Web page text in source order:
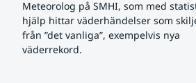
Meteorolog på SMHI, som med
hjälp hittar väderhändelser som
från ”det vanliga”, exempelvis nya
väderrekord.